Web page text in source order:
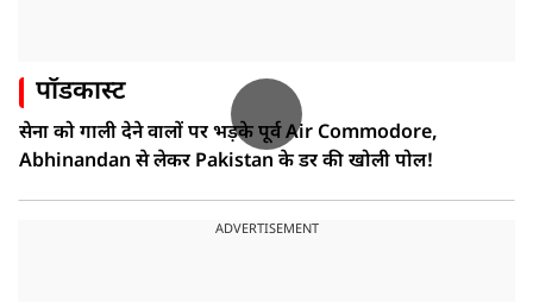
पॉडकास्ट
सेना को गाली देने वालों पर भड़के पूर्व Air Commodore,
Abhinandan से लेकर Pakistan के डर की खोली पोल!
ADVERTISEMENT